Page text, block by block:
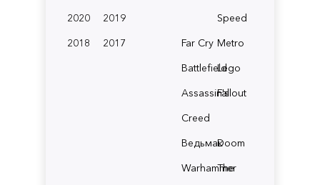
2020
2019
2018
2017
Speed
Far Cry Metro
BattlefieldLego
Assassin's
Creed
Fallout
ВедьмакDoom
Warhammer
The